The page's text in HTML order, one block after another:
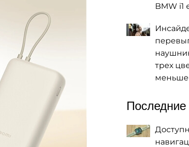
BMW i1
трех